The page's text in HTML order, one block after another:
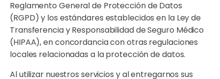
Reglamento General de Protección de Datos
(RGPD) y los estándares establecidos en la Ley de
Transferencia y Responsabilidad de Seguro Médico
(HIPAA), en concordancia con otras regulaciones
locales relacionadas a la protección de datos.
Al utilizar nuestros servicios y al entregarnos sus